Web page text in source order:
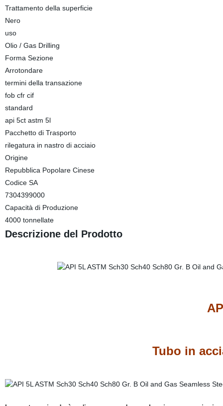
Trattamento della superficie
Nero
uso
Olio / Gas Drilling
Forma Sezione
Arrotondare
termini della transazione
fob cfr cif
standard
api 5ct astm 5l
Pacchetto di Trasporto
rilegatura in nastro di acciaio
Origine
Repubblica Popolare Cinese
Codice SA
7304399000
Capacità di Produzione
4000 tonnellate
Descrizione del Prodotto
Tubo in